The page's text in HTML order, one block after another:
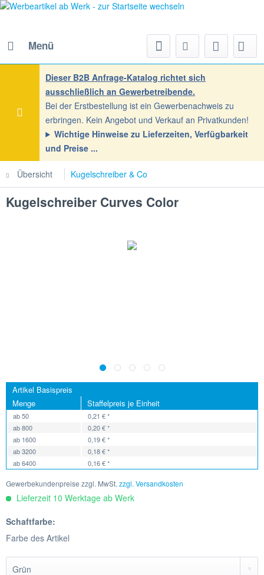
Menü
Dieser B2B Anfrage-Katalog richtet sich
ausschließlich an Gewerbetreibende.
Bei der Erstbestellung ist ein Gewerbenachweis zu
erbringen. Kein Angebot und Verkauf an Privatkunden!
Wichtige Hinweise zu Lieferzeiten, Verfügbarkeit
und Preise
Übersicht Kugelschreiber & Co
Kugelschreiber Curves Color
Artikel Basispreis
Menge
Staffelpreis je Einheit
ab50
0,21 € *
ab800
0,20 € *
ab 1600
0,19 € *
ab3200
0,18 € *
ab6400 0,16 € *
Gewerbekundenpreise zzgl. MwSt. zzgl. Versandkosten
Lieferzeit 10 Werktage ab Werk
Schaftfarbe:
Farbe des Artikel